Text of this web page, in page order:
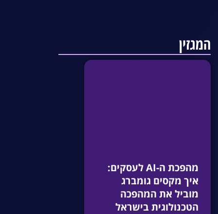
המגזין
מהפכת ה-AI לעסקים:
איך מקסים גומברג
מוביל את המהפכה
הטכנולוגית בישראל